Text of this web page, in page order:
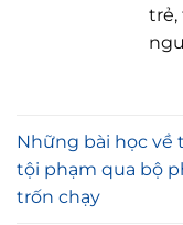
trẻ,
Những bài học về
tội phạm qua bộ
trốn chạy